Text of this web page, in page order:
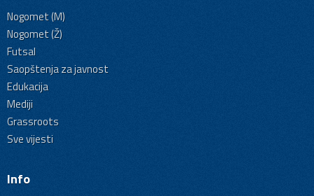
Nogomet (M)
Nogomet (Ž)
Futsal
Saopštenja za javnost
Edukacija
Mediji
Grassroots
Sve vijesti
Info